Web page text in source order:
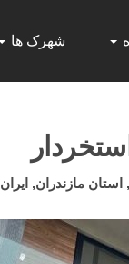
شهرک ها
مازندران, ایران